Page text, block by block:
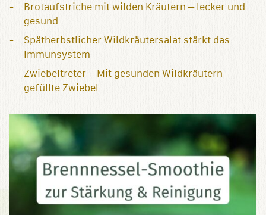
Brotaufstriche mit wilden Kräutern – lecker und
gesund
Spätherbstlicher Wildkräutersalat stärkt das
Immunsystem
Zwiebeltreter – Mit gesunden Wildkräutern
gefüllte Zwiebel